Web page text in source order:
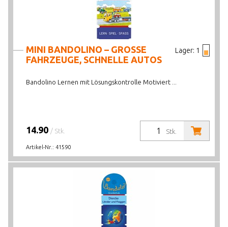
Lager: 1
MINI BANDOLINO – GROSSE
FAHRZEUGE, SCHNELLE AUTOS
Bandolino Lernen mit Lösungskontrolle Motiviert ...
Stk.
14.90 / Stk.
Artikel-Nr.: 41590